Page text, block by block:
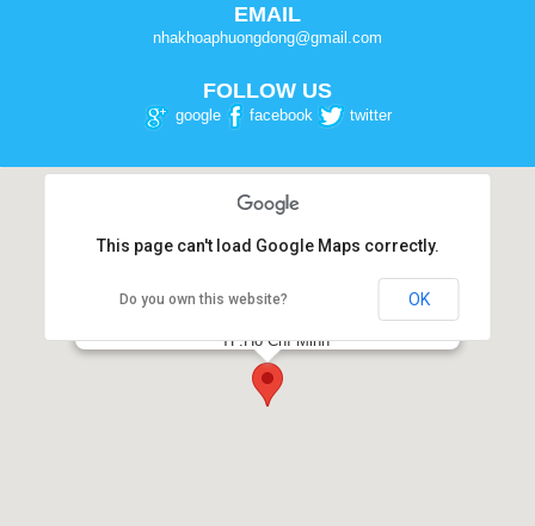
EMAIL
nhakhoaphuongdong@gmail.com
FOLLOW US
google facebook twitter
NHA KHOA PHƯƠNG ĐÔNG
Số 54-56, Đường 3 tháng 2, Phường 12, Quận 10,
TP.Hồ Chí Minh
This page can't load Google Maps correctly.
Do you own this website? OK